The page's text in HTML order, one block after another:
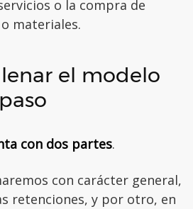
o la compra de
materiales.
el modelo
con dos partes.
con carácter general,
retenciones, y por otro, en